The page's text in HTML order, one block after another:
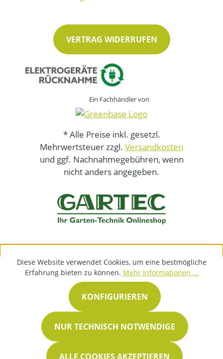
VERTRAG WIDERRUFEN
Ein Fachhändler von
* Alle Preise inkl. gesetzl.
Mehrwertsteuer zzgl. Versandkosten
und ggf. Nachnahmegebühren, wenn
nicht anders angegeben.
Diese Website verwendet Cookies, um eine bestmögliche
Erfahrung bieten zu können. Mehr Informationen ...
NUR TECHNISCH NOTWENDIGE
KONFIGURIEREN
ALLE COOKIES AKZEPTIEREN